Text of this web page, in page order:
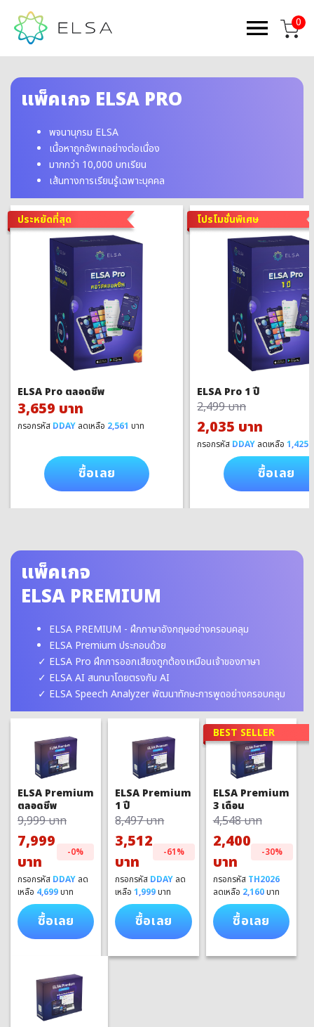
0
แพ็คเกจ ELSA PRO
พจนานุกรม ELSA
เนื้อหาถูกอัพเทอย่างต่อเนื่อง
มากกว่า 10,000 บทเรียน
เส้นทางการเรียนรู้เฉพาะบุคคล
ประหยัดที่สุด
ELSA Pro ตลอดชีพ
3,659 บาท
กรอกรหัส DDAY ลดเหลือ 2,561 บาท
ซื้อเลย
โปรโมชั่นพิเศษ
ELSA Pro 1 ปี
2,499 บาท
2,035 บาท
กรอกรหัส DDAY ลดเหลือ 1,425
ซื้อเลย
แพ็คเกจ
ELSA PREMIUM
ELSA PREMIUM - ฝึกภาษาอังกฤษอย่างครอบคลุม
ELSA Premium ประกอบด้วย
ELSA Pro ฝึกการออกเสียงถูกต้องเหมือนเจ้าของภาษา
ELSA AI สนทนาโดยตรงกับ AI
ELSA Speech Analyzer พัฒนาทักษะการพูดอย่างครอบคลุม
ELSA Premium
ตลอดชีพ
9,999 บาท
7,999
บาท
-0%
กรอกรหัส DDAY ลด
เหลือ 4,699บาท
ซื้อเลย
ELSA Premium
1 ปี
8,497 บาท
3,512
บาท
-61%
กรอกรหัส DDAY ลด
เหลือ1,999บาท
ซื้อเลย
BEST SELLER
ELSA Premium
3 เดือน
4,548 บาท
2,400
บาท
-30%
กรอกรหัส TH2026
ลดเหลือ 2,160บาท
ซื้อเลย